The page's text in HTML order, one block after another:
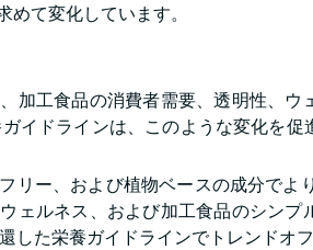
て変化しています。
加工食品の消費者需要、透明性、
イドラインは、このような変化を
リー、および植物ベースの成分で
ェルネス、および加工食品のシン
した栄養ガイドラインでトレンドオ